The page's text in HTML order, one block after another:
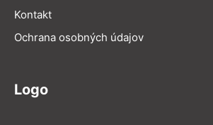
Kontakt
Ochrana osobných údajov
Logo